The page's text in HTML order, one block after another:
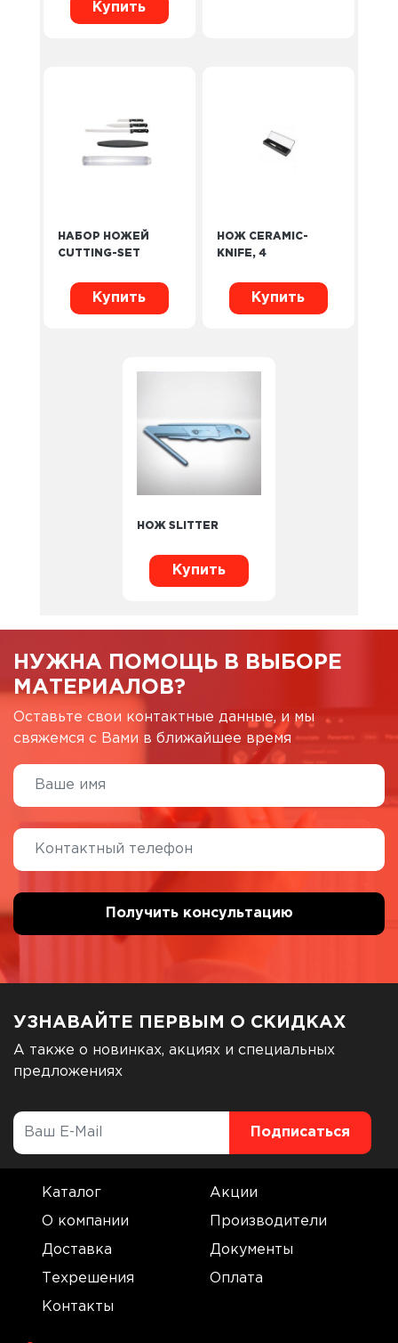
Купить
НАБОР НОЖЕЙ
CUTTING-SET
Купить
НОЖ CERAMIC-
KNIFE, 4
Купить
НОЖ SLITTER
Купить
НУЖНА ПОМОЩЬ В ВЫБОРЕ
МАТЕРИАЛОВ?
Оставьте свои контактные данные, и мы
свяжемся с Вами в ближайшее время
УЗНАВАЙТЕ ПЕРВЫМ О СКИДКАХ
А также о новинках, акциях и специальных
предложениях
Каталог Акции
О компании Производители
Доставка Документы
Техрешения Оплата
Контакты